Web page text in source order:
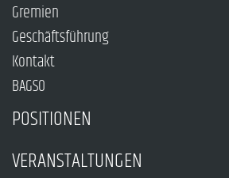
Gremien
Geschäftsführung
Kontakt
BAGSO
POSITIONEN
VERANSTALTUNGEN